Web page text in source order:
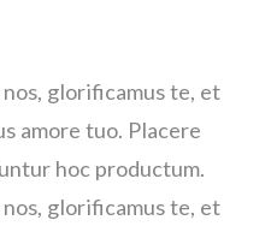
glorificamus te, et
amore tuo. Placere
hoc productum.
glorificamus te, et